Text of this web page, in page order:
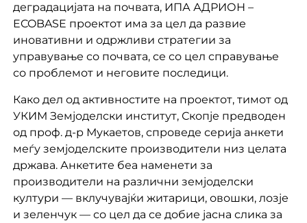
деградацијата на почвата, ИПА АДРИОН –
ECOBASE проектот има за цел да развие
иновативни и одржливи стратегии за
управување со почвата, се со цел справување
со проблемот и неговите последици.
Како дел од активностите на проектот, тимот од
УКИМ Земјоделски институт, Скопје предводен
од проф. д-р Мукаетов, спроведе серија анкети
меѓу земјоделските производители низ целата
држава. Анкетите беа наменети за
производители на различни земјоделски
култури — вклучувајќи житарици, овошки, лозје
и зеленчук — со цел да се добие јасна слика за